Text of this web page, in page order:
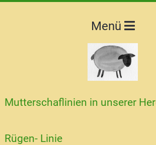
Menü
Mutterschaflinien in unserer
Rügen- Linie